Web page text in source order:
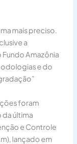
mais preciso.
a
Amazônia
e do
foram
da última
e Controle
lançado em